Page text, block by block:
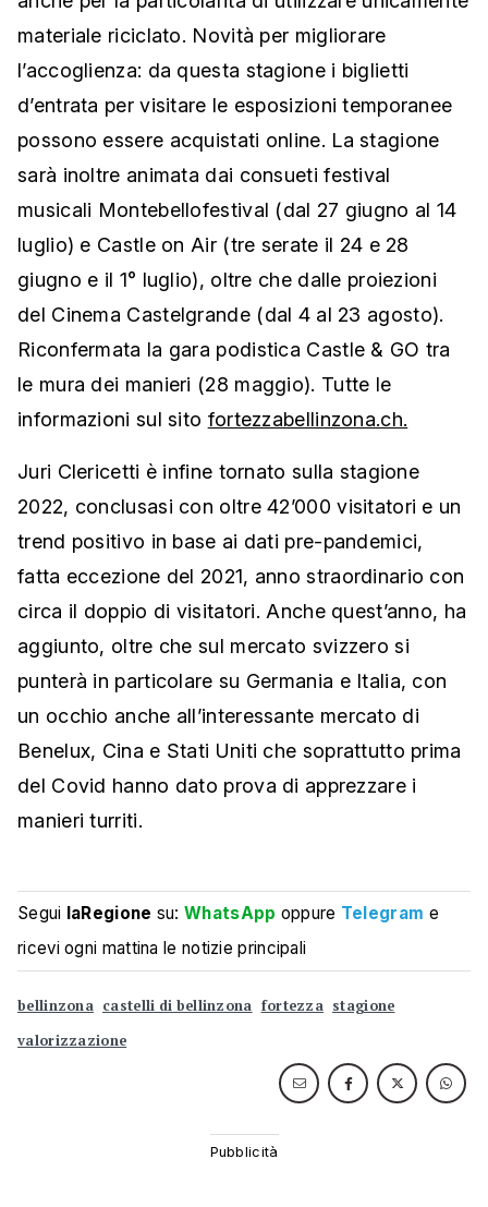
materiale riciclato. Novità per migliorare
l’accoglienza: da questa stagione i biglietti
d’entrata per visitare le esposizioni temporanee
possono essere acquistati online. La stagione
sarà inoltre animata dai consueti festival
musicali Montebellofestival (dal 27 giugno al 14
luglio) e Castle on Air (tre serate il 24 e 28
giugno e il 1° luglio), oltre che dalle proiezioni
del Cinema Castelgrande (dal 4 al 23 agosto).
Riconfermata la gara podistica Castle & GO tra
le mura dei manieri (28 maggio). Tutte le
informazioni sul sito fortezzabellinzona.ch.
Juri Clericetti è infine tornato sulla stagione
2022, conclusasi con oltre 42’000 visitatori e un
trend positivo in base ai dati pre-pandemici,
fatta eccezione del 2021, anno straordinario con
circa il doppio di visitatori. Anche quest’anno, ha
aggiunto, oltre che sul mercato svizzero si
punterà in particolare su Germania e Italia, con
un occhio anche all’interessante mercato di
Benelux, Cina e Stati Uniti che soprattutto prima
del Covid hanno dato prova di apprezzare i
manieri turriti.
Segui laRegione su:WhatsApp oppure Telegram e
ricevi ogni mattina le notizie principali
bellinzona castelli di bellinzona fortezza stagione
valorizzazione